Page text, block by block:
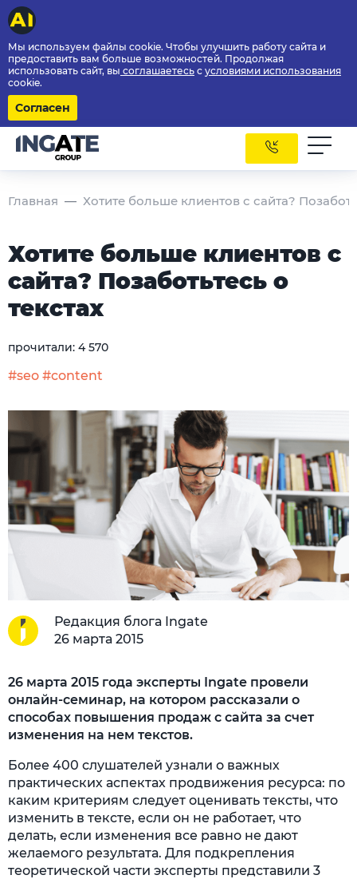
Мы используем файлы cookie. Чтобы улучшить работу сайта и
предоставить вам больше возможностей. Продолжая
использовать сайт, вы соглашаетесь с условиями использования
cookie.
Согласен
Главная Хотите больше клиентов с сайта?
Хотите больше клиентов с
сайта? Позаботьтесь о
текстах
прочитали: 4 570
#seo #content
Редакция блога Ingate
26 марта 2015
26 марта 2015 года эксперты Ingate провели
онлайн-семинар, на котором рассказали о
способах повышения продаж с сайта за счет
изменения на нем текстов.
Более 400 слушателей узнали о важных
практических аспектах продвижения ресурса: по
каким критериям следует оценивать тексты, что
изменить в тексте, если он не работает, что
делать, если изменения все равно не дают
желаемого результата. Для подкрепления
теоретической части эксперты представили 3